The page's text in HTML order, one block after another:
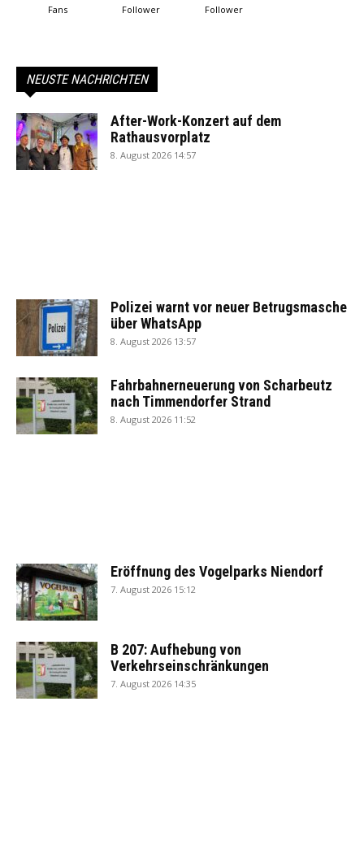
Fans Follower Follower
NEUSTE NACHRICHTEN
After-Work-Konzert auf dem
Rathausvorplatz
8. August 2026 14:57
Polizei warnt vor neuer Betrugsmasche
über WhatsApp
8. August 2026 13:57
Fahrbahnerneuerung von Scharbeutz
nach Timmendorfer Strand
8. August 2026 11:52
Eröffnung des Vogelparks Niendorf
7. August 2026 15:12
B 207: Aufhebung von
Verkehrseinschränkungen
7. August 2026 14:35